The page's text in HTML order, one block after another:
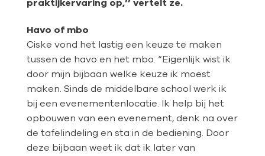
praktijkervaring op,’’ vertelt ze.
Havo of mbo
Ciske vond het lastig een keuze te maken
tussen de havo en het mbo. “Eigenlijk wist ik
door mijn bijbaan welke keuze ik moest
maken. Sinds de middelbare school werk ik
bij een evenementenlocatie. Ik help bij het
opbouwen van een evenement, denk na over
de tafelindeling en sta in de bediening. Door
deze bijbaan weet ik dat ik later van